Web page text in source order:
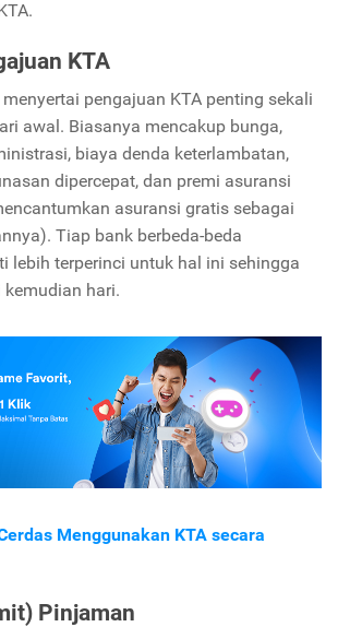
KTA
pengajuan KTA penting sekali
awal. Biasanya mencakup bunga,
biaya denda keterlambatan,
dipercepat, dan premi asuransi
asuransi gratis sebagai
Tiap bank berbeda-beda
lebih terperinci untuk hal ini sehingga
hari.
Menggunakan KTA secara
Pinjaman